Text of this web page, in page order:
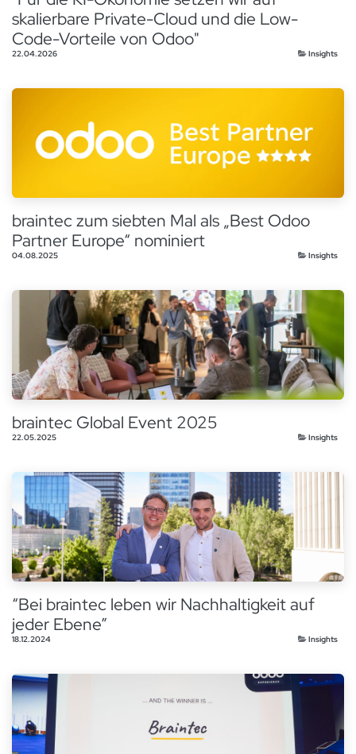
skalierbare Private-Cloud und die Low-
Code-Vorteile von Odoo"
22.04.2026 Insights
braintec zum siebten Mal als „Best Odoo
Partner Europe“ nominiert
04.08.2025 Insights
braintec Global Event 2025
22.05.2025 Insights
“Bei braintec leben wir Nachhaltigkeit auf
jeder Ebene”
18.12.2024 Insights